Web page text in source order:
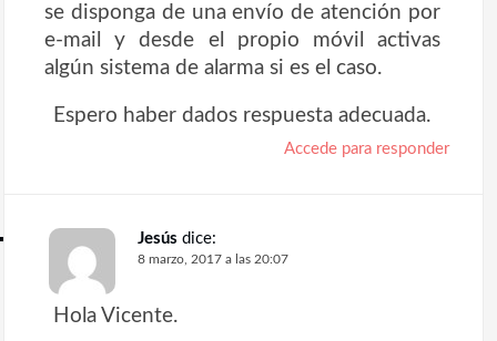
se disponga de una envío de atención por
e-mail y desde el propio móvil activas
algún sistema de alarma si es el caso.
Espero haber dados respuesta adecuada.
Accede para responder
Jesús dice:
8 marzo, 2017 a las 20:07
Hola Vicente.